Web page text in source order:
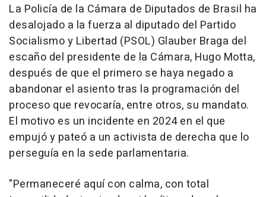
La Policía de la Cámara de Diputados de Brasil ha
desalojado a la fuerza al diputado del Partido
Socialismo y Libertad (PSOL) Glauber Braga del
escaño del presidente de la Cámara, Hugo Motta,
después de que el primero se haya negado a
abandonar el asiento tras la programación del
proceso que revocaría, entre otros, su mandato.
El motivo es un incidente en 2024 en el que
empujó y pateó a un activista de derecha que lo
perseguía en la sede parlamentaria.
"Permaneceré aquí con calma, con total